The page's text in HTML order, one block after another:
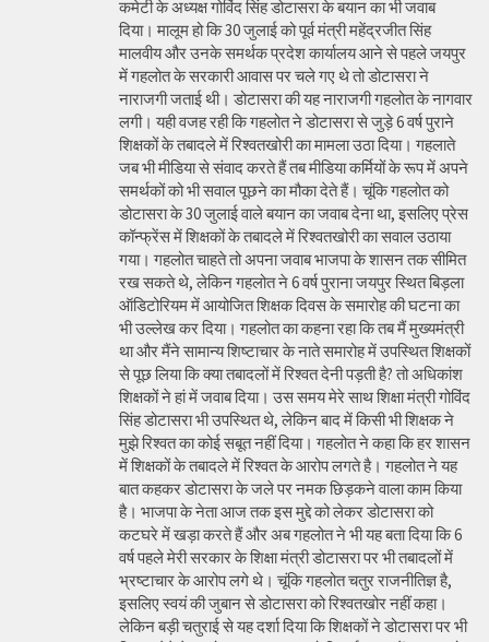
कमेटी के अध्यक्ष गोविंद सिंह डोटासरा के बयान का भी जवाब
दिया। मालूम हो कि 30 जुलाई को पूर्व मंत्री महेंद्रजीत सिंह
मालवीय और उनके समर्थक प्रदेश कार्यालय आने से पहले जयपुर
में गहलोत के सरकारी आवास पर चले गए थे तो डोटासरा ने
नाराजगी जताई थी। डोटासरा की यह नाराजगी गहलोत के नागवार
लगी। यही वजह रही कि गहलोत ने डोटासरा से जुड़े 6 वर्ष पुराने
शिक्षकों के तबादले में रिश्वतखोरी का मामला उठा दिया। गहलाते
जब भी मीडिया से संवाद करते हैं तब मीडिया कर्मियों के रूप में अपने
समर्थकों को भी सवाल पूछने का मौका देते हैं। चूंकि गहलोत को
डोटासरा के 30 जुलाई वाले बयान का जवाब देना था, इसलिए प्रेस
कॉन्फ्रेंस में शिक्षकों के तबादले में रिश्वतखोरी का सवाल उठाया
गया। गहलोत चाहते तो अपना जवाब भाजपा के शासन तक सीमित
रख सकते थे, लेकिन गहलोत ने 6 वर्ष पुराना जयपुर स्थित बिड़ला
ऑडिटोरियम में आयोजित शिक्षक दिवस के समारोह की घटना का
भी उल्लेख कर दिया। गहलोत का कहना रहा कि तब मैं मुख्यमंत्री
था और मैंने सामान्य शिष्टाचार के नाते समारोह में उपस्थित शिक्षकों
से पूछ लिया कि क्या तबादलों में रिश्वत देनी पड़ती है? तो अधिकांश
शिक्षकों ने हां में जवाब दिया। उस समय मेरे साथ शिक्षा मंत्री गोविंद
सिंह डोटासरा भी उपस्थित थे, लेकिन बाद में किसी भी शिक्षक ने
मुझे रिश्वत का कोई सबूत नहीं दिया। गहलोत ने कहा कि हर शासन
में शिक्षकों के तबादले में रिश्वत के आरोप लगते है। गहलोत ने यह
बात कहकर डोटासरा के जले पर नमक छिड़कने वाला काम किया
है। भाजपा के नेता आज तक इस मुद्दे को लेकर डोटासरा को
कटघरे में खड़ा करते हैं और अब गहलोत ने भी यह बता दिया कि 6
वर्ष पहले मेरी सरकार के शिक्षा मंत्री डोटासरा पर भी तबादलों में
भ्रष्टाचार के आरोप लगे थे। चूंकि गहलोत चतुर राजनीतिज्ञ है,
इसलिए स्वयं की जुबान से डोटासरा को रिश्वतखोर नहीं कहा।
लेकिन बड़ी चतुराई से यह दर्शा दिया कि शिक्षकों ने डोटासरा पर भी